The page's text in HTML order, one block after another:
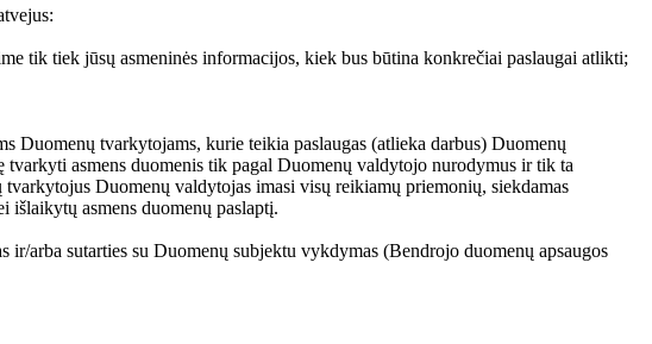
tik tiek jūsų asmeninės informacijos, kiek bus būtina konkrečiai paslaugai atlikti;
tvarkytojams, kurie teikia paslaugas (atlieka darbus) Duomenų
asmens duomenis tik pagal Duomenų valdytojo nurodymus ir tik ta
Duomenų valdytojas imasi visų reikiamų priemonių, siekdamas
išlaikytų asmens duomenų paslaptį.
arba sutarties su Duomenų subjektu vykdymas (Bendrojo duomenų apsaugos